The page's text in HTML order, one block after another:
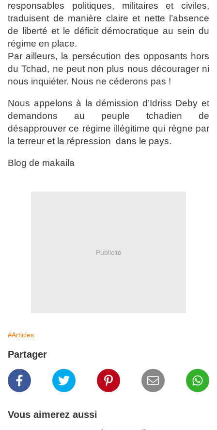
responsables politiques, militaires et civiles,
traduisent de manière claire et nette l’absence
de liberté et le déficit démocratique au sein du
régime en place.
Par ailleurs, la persécution des opposants hors
du Tchad, ne peut non plus nous décourager ni
nous inquiéter. Nous ne céderons pas !
Nous appelons à la démission d’Idriss Deby et
demandons au peuple tchadien de
désapprouver ce régime illégitime qui règne par
la terreur et la répression dans le pays.
Blog de makaila
Publicité
#Articles
Partager
Vous aimerez aussi